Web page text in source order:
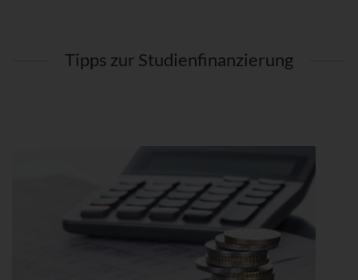
Tipps zur Studienfinanzierung